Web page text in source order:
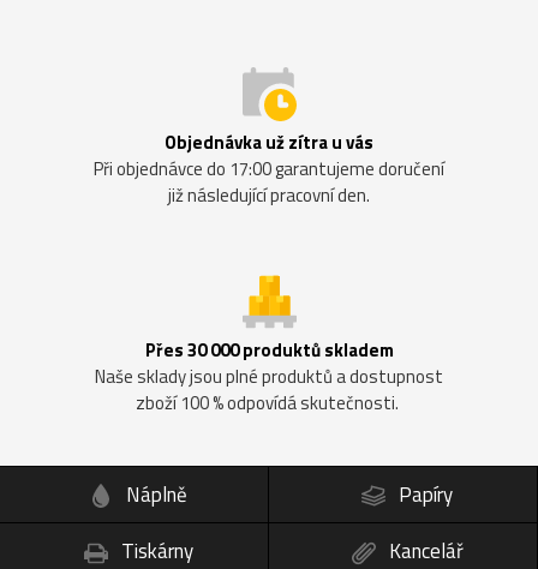
Objednávka už zítra u vás
Při objednávce do 17:00 garantujeme doručení
již následující pracovní den.
Přes 30 000 produktů skladem
Naše sklady jsou plné produktů a dostupnost
zboží 100 % odpovídá skutečnosti.
Náplně
Papíry
Tiskárny
Kancelář